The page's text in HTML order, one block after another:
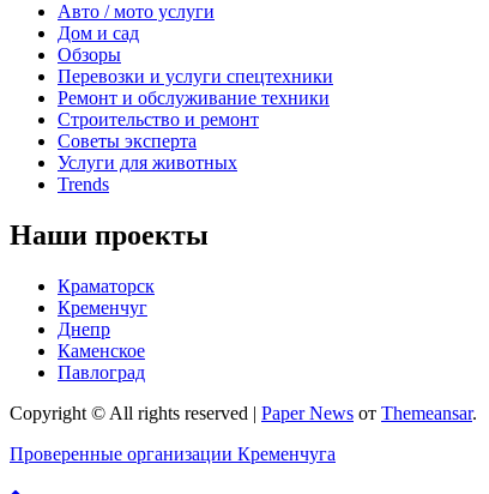
Авто / мото услуги
Дом и сад
Обзоры
Перевозки и услуги спецтехники
Ремонт и обслуживание техники
Строительство и ремонт
Советы эксперта
Услуги для животных
Trends
Наши проекты
Краматорск
Кременчуг
Днепр
Каменское
Павлоград
Copyright © All rights reserved | Paper News от Themeansar.
Проверенные организации Кременчуга